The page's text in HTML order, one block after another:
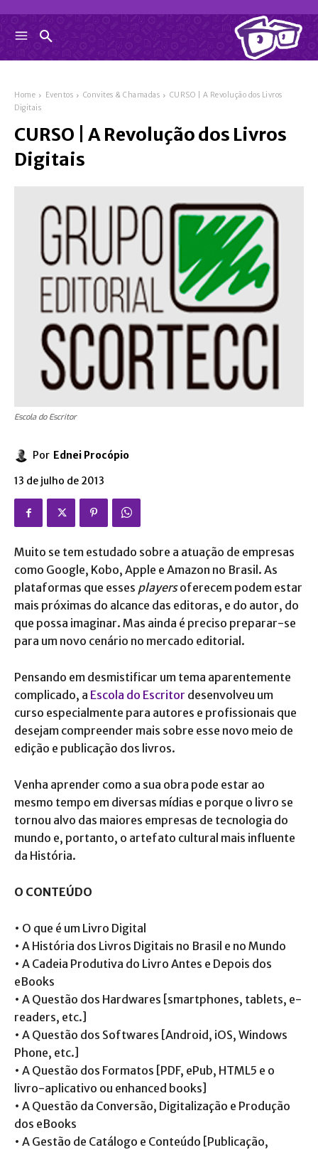
Home Eventos Convites & Chamadas
CURSO | A Revolução dos Livros
Digitais
CURSO | A Revolução dos Livros
Digitais
Escola do Escritor
Por Ednei Procópio
13 de julho de 2013
Muito se tem estudado sobre a atuação de empresas
como Google, Kobo, Apple e Amazon no Brasil. As
plataformas que esses playersoferecem podem estar
mais próximas do alcance das editoras, e do autor, do
que possa imaginar. Mas ainda é preciso preparar-se
para um novo cenário no mercado editorial.
Pensando em desmistificar um tema aparentemente
complicado, a Escola do Escritor desenvolveu um
curso especialmente para autores e profissionais que
desejam compreender mais sobre esse novo meio de
edição e publicação dos livros.
Venha aprender como a sua obra pode estar ao
mesmo tempo em diversas mídias e porque o livro se
tornou alvo das maiores empresas de tecnologia do
mundo e, portanto, o artefato cultural mais influente
da História.
O CONTEÚDO
• O que é um Livro Digital
• A História dos Livros Digitais no Brasil e no Mundo
• A Cadeia Produtiva do Livro Antes e Depois dos
eBooks
• A Questão dos Hardwares [smartphones, tablets, e-
readers, etc.]
• A Questão dos Softwares [Android, iOS, Windows
Phone, etc.]
• A Questão dos Formatos [PDF, ePub, HTML5 e o
livro-aplicativo ou enhanced books]
• A Questão da Conversão, Digitalização e Produção
dos eBooks
• A Gestão de Catálogo e Conteúdo [Publicação,